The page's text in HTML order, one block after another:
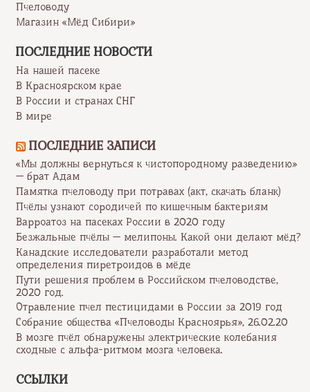
Пчеловоду
Магазин «Мёд Сибири»
ПОСЛЕДНИЕ НОВОСТИ
На нашей пасеке
В Красноярском крае
В России и странах СНГ
В мире
ПОСЛЕДНИЕ ЗАПИСИ
«Мы должны вернуться к чистопородному разведению»
— брат Адам
Памятка пчеловоду при потравах (акт, скачать бланк)
Пчёлы узнают сородичей по кишечным бактериям
Варроатоз на пасеках России в 2020 году
Безжальные пчёлы — мелипоны. Какой они делают мёд?
Канадские исследователи разработали метод
определения пиретроидов в мёде
Пути решения проблем в Российском пчеловодстве,
2020 год.
Отравление пчел пестицидами в России за 2019 год
Собрание общества «Пчеловоды Красноярья», 26.02.20
В мозге пчёл обнаружены электрические колебания
сходные с альфа-ритмом мозга человека.
ССЫЛКИ